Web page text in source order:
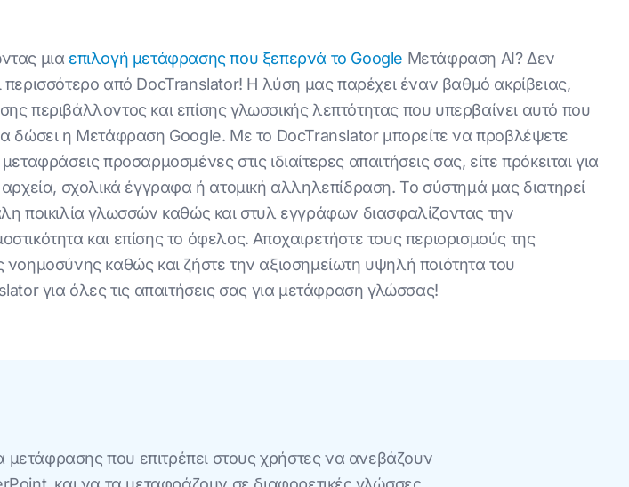
μια επιλογή μετάφρασης που ξεπερνά το Google Μετάφραση ΑΙ? Δεν
περισσότερο από DocTranslator! Η λύση μας παρέχει έναν βαθμό ακρίβειας,
περιβάλλοντος και επίσης γλωσσικής λεπτότητας που υπερβαίνει αυτό που
δώσει η Μετάφραση Google. Με το DocTranslator μπορείτε να προβλέψετε
μεταφράσεις προσαρμοσμένες στις ιδιαίτερες απαιτήσεις σας, είτε πρόκειται για
αρχεία, σχολικά έγγραφα ή ατομική αλληλεπίδραση. Το σύστημά μας διατηρεί
ποικιλία γλωσσών καθώς και στυλ εγγράφων διασφαλίζοντας την
και επίσης το όφελος. Αποχαιρετήστε τους περιορισμούς της
νοημοσύνης καθώς και ζήστε την αξιοσημείωτη υψηλή ποιότητα του
για όλες τις απαιτήσεις σας για μετάφραση γλώσσας!
μετάφρασης που επιτρέπει στους χρήστες να ανεβάζουν